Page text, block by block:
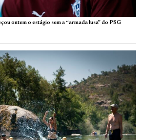
ontem o estágio sem a “armada lusa” do PSG